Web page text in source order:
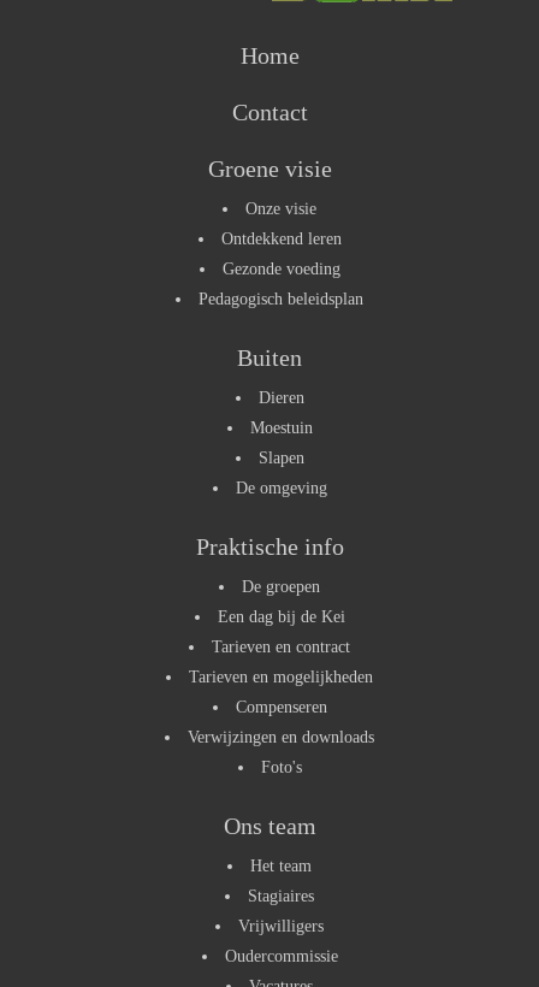
Home
Contact
Groene visie
Onze visie
Ontdekkend leren
Gezonde voeding
Pedagogisch beleidsplan
Buiten
Dieren
Moestuin
Slapen
De omgeving
Praktische info
De groepen
Een dag bij de Kei
Tarieven en contract
Tarieven en mogelijkheden
Compenseren
Verwijzingen en downloads
Foto's
Ons team
Het team
Stagiaires
Vrijwilligers
Oudercommissie